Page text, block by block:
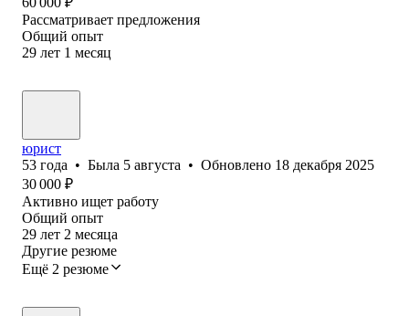
Рассматривает предложения
Общий опыт
29 лет 1 месяц
юрист
53 года • Была 5 августа • Обновлено 18 декабря 2025
30 000 ₽
Активно ищет работу
Общий опыт
29 лет 2 месяца
Другие резюме
Ещё 2 резюме